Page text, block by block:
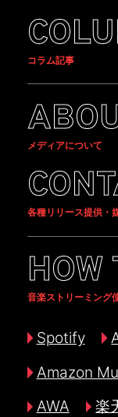
コラム記事
メディアについて
各種リリース提供・
HOW
音楽ストリーミング
Spotify
Amazon
AWA
楽